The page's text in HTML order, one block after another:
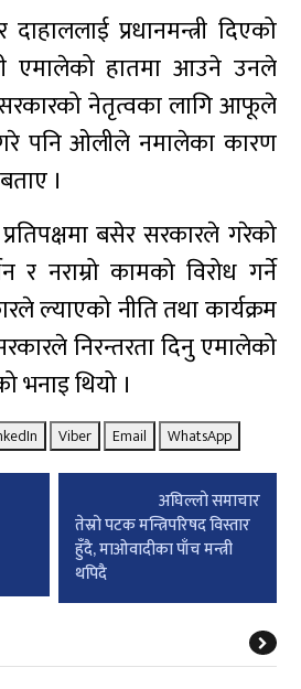
प्रधानमन्त्री दिएको
एमालेको हातमा आउने उनले
नेतृत्वका लागि आफूले
पनि ओलीले नमालेका कारण
।
बसेर सरकारले गरेको
र नराम्रो कामको विरोध गर्ने
ल्याएको नीति तथा कार्यक्रम
निरन्तरता दिनु एमालेको
भनाइ थियो ।
Viber Email WhatsApp
अघिल्लाे समाचार
तेस्रो पटक मन्त्रिपरिषद विस्तार
हुँदै, माओवादीका पाँच मन्त्री
थपिदै